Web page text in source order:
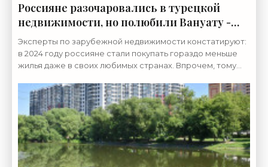
Россияне разочаровались в турецкой
недвижимости, но полюбили Вануату -
«Недвижимость»
Эксперты по зарубежной недвижимости констатируют:
в 2024 году россияне стали покупать гораздо меньше
жилья даже в своих любимых странах. Впрочем, тому